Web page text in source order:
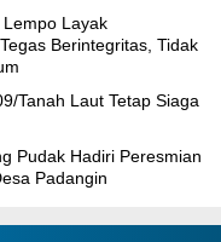
Layak
Berintegritas, Tidak
Tanah Laut Tetap Siaga
Pudak Hadiri Peresmian
Padangin